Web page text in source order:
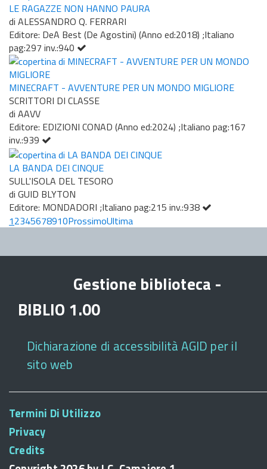
LE RAGAZZE NON HANNO PAURA
di ALESSANDRO Q. FERRARI
Editore: DeA Best (De Agostini) (Anno ed:2018) ;Italiano
pag:297 inv.:940
MINECRAFT - AVVENTURE PER UN MONDO MIGLIORE
SCRITTORI DI CLASSE
di AAVV
Editore: EDIZIONI CONAD (Anno ed:2024) ;Italiano pag:167
inv.:939
LA BANDA DEI CINQUE
SULL'ISOLA DEL TESORO
di GUID BLYTON
Editore: MONDADORI ;Italiano pag:215 inv.:938
12345678910ProssimoUltima
Gestione biblioteca -
BIBLIO 1.00
Dichiarazione di accessibilità AGID per il
sito web
Termini Di Utilizzo
Privacy
Credits